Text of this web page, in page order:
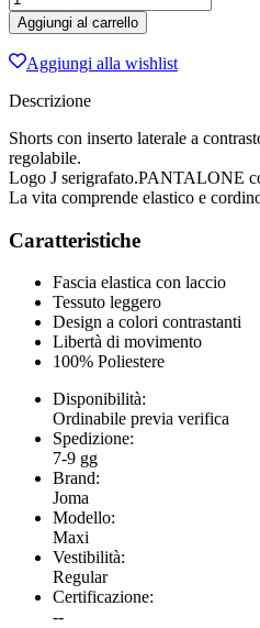
DONNA
JOMA
MAXI
GIALLO-
ROYAL
Aggiungi al carrello
Aggiungi alla wishlist
Descrizione
Shorts con inserto laterale a
regolabile.
Logo J serigrafato.PANTALONE
La vita comprende elastico e
Caratteristiche
Fascia elastica con laccio
Tessuto leggero
Design a colori contrastanti
Libertà di movimento
100% Poliestere
Disponibilità:
Ordinabile previa verifica
Spedizione:
7-9 gg
Brand:
Joma
Modello:
Maxi
Vestibilità:
Regular
Certificazione:
--